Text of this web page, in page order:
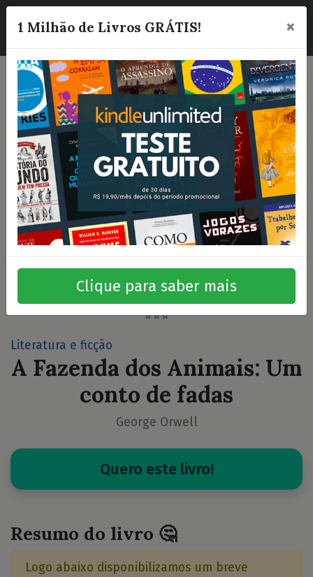
☰
⭐⭐⭐
Literatura e ficção
A Fazenda dos Animais: Um
conto de fadas
George Orwell
Quero este livro!
Resumo do livro 🤔
Logo abaixo disponibilizamos um breve
1 Milhão de Livros GRÁTIS! ×
Clique para saber mais